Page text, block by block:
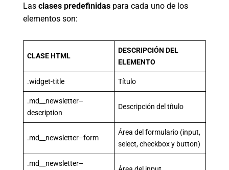
Las clases predefinidas para cada uno de los
elementos son:
CLASE HTML
DESCRIPCIÓN DEL
ELEMENTO
.widget-title Título
.md__newsletter–
description
Descripción del título
.md__newsletter–form
Área del formulario (input,
select, checkbox y button)
.md__newsletter–